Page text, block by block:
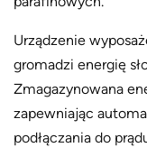
Urządzenie
gromadzi energię
Zmagazynowana
zapewniając
podłączania do